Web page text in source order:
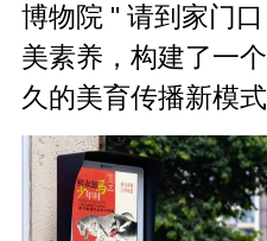
博物院 " 请到家门
美素养，构建了一
久的美育传播新模式